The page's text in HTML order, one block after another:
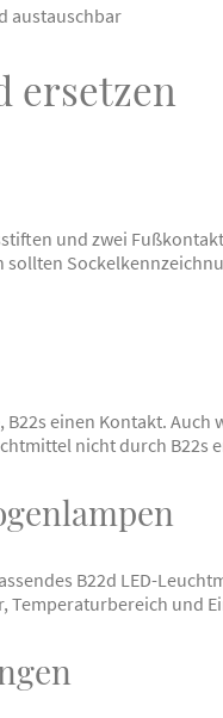
austauschbar
ersetzen
und zwei
einen Kontakt. Auch
nicht durch B22s
B22d LED-
Temperaturbereich und